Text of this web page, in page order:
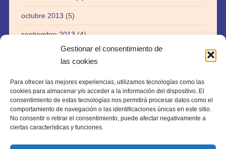
Gestionar el consentimiento de
las cookies
Para ofrecer las mejores experiencias, utilizamos tecnologías como las
cookies para almacenar y/o acceder a la información del dispositivo. El
consentimiento de estas tecnologías nos permitirá procesar datos como el
comportamiento de navegación o las identificaciones únicas en este sitio.
No consentir o retirar el consentimiento, puede afectar negativamente a
ciertas características y funciones.
octubre 2013 (5)
septiembre 2013(4)
(5)
abril 2013(1)
agosto 2012(1)
julio 2012(1)